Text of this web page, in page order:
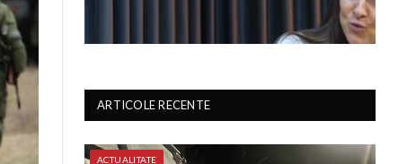
ARTICOLE RECENTE
ACTUALITATE